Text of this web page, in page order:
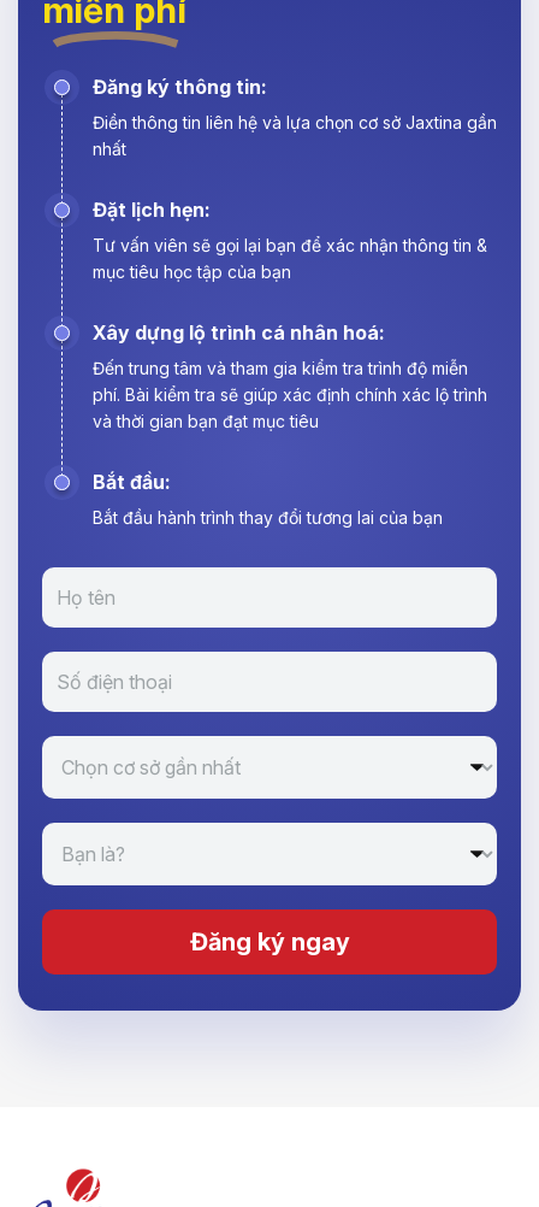
miễn phí
Đăng ký thông tin:
Điền thông tin liên hệ và lựa chọn cơ sở Jaxtina gần
nhất
Đặt lịch hẹn:
Tư vấn viên sẽ gọi lại bạn để xác nhận thông tin &
mục tiêu học tập của bạn
Xây dựng lộ trình cá nhân hoá:
Đến trung tâm và tham gia kiểm tra trình độ miễn
phí. Bài kiểm tra sẽ giúp xác định chính xác lộ trình
và thời gian bạn đạt mục tiêu
Bắt đầu:
Bắt đầu hành trình thay đổi tương lai của bạn
Đăng ký ngay